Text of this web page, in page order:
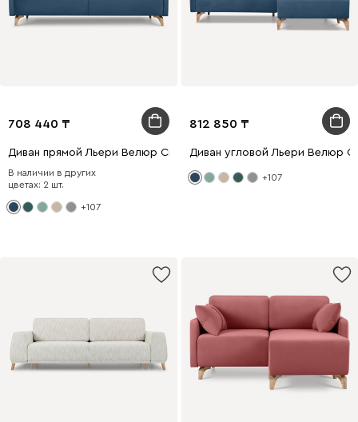
708 440
Диван прямой Льери Велюр Синий
В наличии в других
цветах: 2 шт.
+107
812 850
Диван угловой Льери Велюр
+107